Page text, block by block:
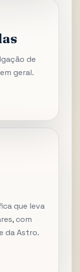
de
geral.
que leva
com
da Astro.